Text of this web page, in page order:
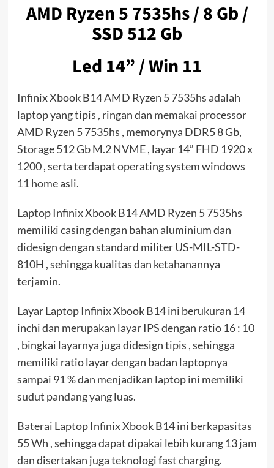
AMD Ryzen 5 7535hs / 8 Gb /
SSD 512 Gb
Led 14” / Win 11
Infinix Xbook B14 AMD Ryzen 5 7535hs adalah
laptop yang tipis , ringan dan memakai processor
AMD Ryzen 5 7535hs , memorynya DDR5 8 Gb,
Storage 512 Gb M.2 NVME , layar 14” FHD 1920 x
1200 , serta terdapat operating system windows
11 home asli.
Laptop Infinix Xbook B14 AMD Ryzen 5 7535hs
memiliki casing dengan bahan aluminium dan
didesign dengan standard militer US-MIL-STD-
810H , sehingga kualitas dan ketahanannya
terjamin.
Layar Laptop Infinix Xbook B14 ini berukuran 14
inchi dan merupakan layar IPS dengan ratio 16 : 10
, bingkai layarnya juga didesign tipis , sehingga
memiliki ratio layar dengan badan laptopnya
sampai 91 % dan menjadikan laptop ini memiliki
sudut pandang yang luas.
Baterai Laptop Infinix Xbook B14 ini berkapasitas
55 Wh , sehingga dapat dipakai lebih kurang 13 jam
dan disertakan juga teknologi fast charging.